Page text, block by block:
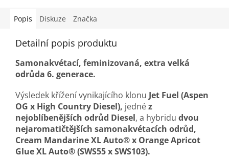
Popis Diskuze Značka
Detailní popis produktu
Samonakvétací, feminizovaná, extra velká
odrůda 6. generace.
Výsledek křížení vynikajícího klonu Jet Fuel (Aspen
OG x High Country Diesel), jednéz
nejoblíbenějších odrůd Diesel, a hybridu dvou
nejaromatičtějších samonakvétacích odrůd,
Cream Mandarine XL Auto® x Orange Apricot
Glue XL Auto® (SWS55 x SWS103).